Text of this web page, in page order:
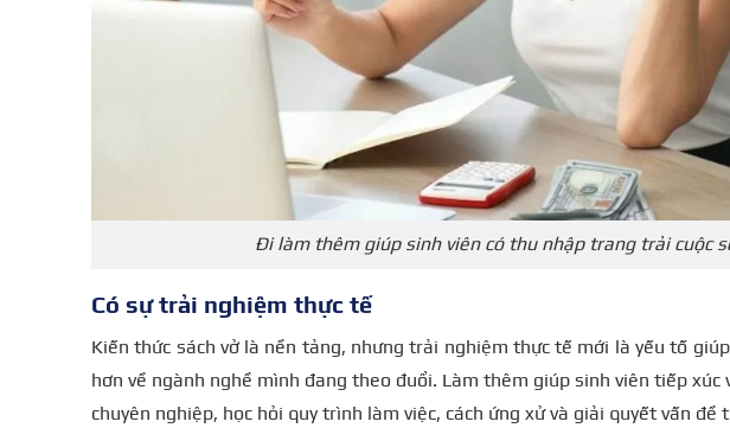
Đi làm thêm giúp sinh viên có thu nhập trang trải cuộc
Có sự trải nghiệm thực tế
Kiến thức sách vở là nền tảng, nhưng trải nghiệm thực tế mới là yếu tố
hơn về ngành nghề mình đang theo đuổi. Làm thêm giúp sinh viên tiếp xúc
chuyên nghiệp, học hỏi quy trình làm việc, cách ứng xử và giải quyết vấn đề